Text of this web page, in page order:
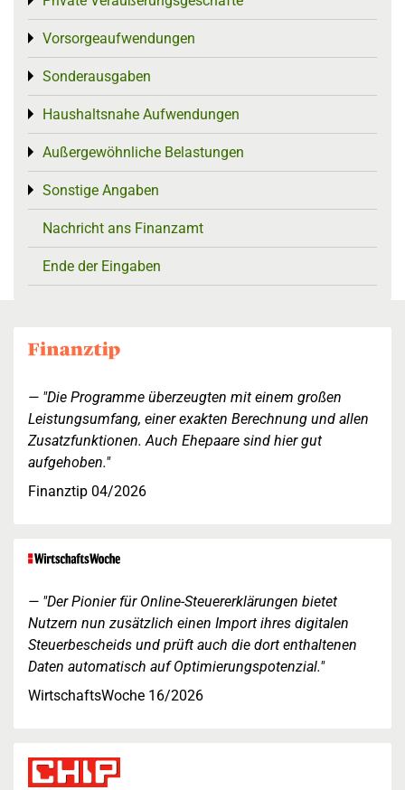
Vorsorgeaufwendungen
Toggle menu
Sonderausgaben
Toggle menu
Haushaltsnahe Aufwendungen
Toggle menu
Außergewöhnliche Belastungen
Toggle menu
Sonstige Angaben
Toggle menu
Nachricht ans Finanzamt
Ende der Eingaben
"Die Programme überzeugten mit einem großen
Leistungsumfang, einer exakten Berechnung und allen
Zusatzfunktionen. Auch Ehepaare sind hier gut
aufgehoben."
Finanztip 04/2026
"Der Pionier für Online-Steuererklärungen bietet
Nutzern nun zusätzlich einen Import ihres digitalen
Steuerbescheids und prüft auch die dort enthaltenen
Daten automatisch auf Optimierungspotenzial."
WirtschaftsWoche 16/2026